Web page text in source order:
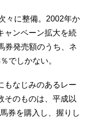
々に整備。2002年か
ャンペーン拡大を続
券発売額のうち、ネ
でしかない。
もなじみのあるレー
そのものは、平成以
券を購入し、握りし